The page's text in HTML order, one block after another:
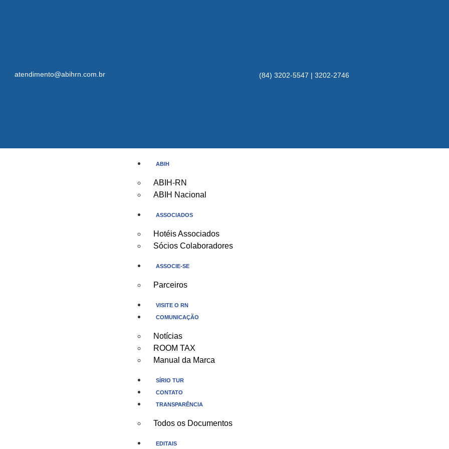
atendimento@abihrn.com.br (84) 3202-5547 | 3202-2746
ABIH
ABIH-RN
ABIH Nacional
ASSOCIADOS
Hotéis Associados
Sócios Colaboradores
ASSOCIE-SE
Parceiros
VISITE O RN
COMUNICAÇÃO
Notícias
ROOM TAX
Manual da Marca
SÍRIO TUR
CONTATO
TRANSPARÊNCIA
Todos os Documentos
EDITAIS